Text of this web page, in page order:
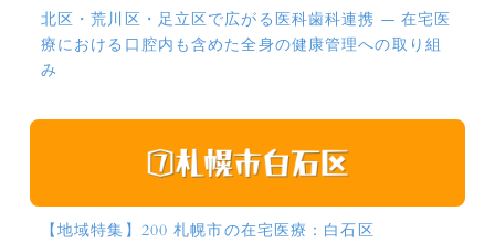
北区・荒川区・足立区で広がる医科歯科連携 ― 在宅医
療における口腔内も含めた全身の健康管理への取り組
み
【地域特集】200 札幌市の在宅医療：白石区